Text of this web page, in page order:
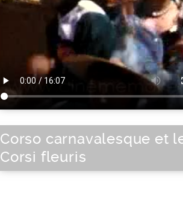
Corso carnavalesque et
Corsi fleuris